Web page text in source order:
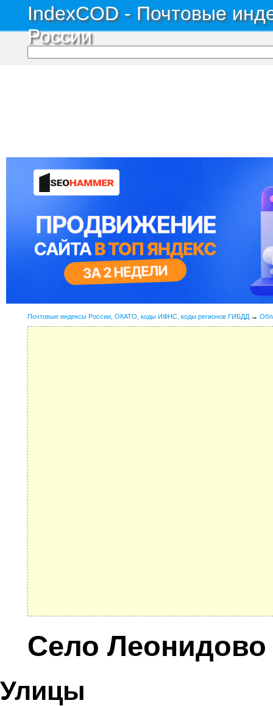
IndexCOD - Почтовые
России
Почтовые индексы России, ОКАТО, коды ИФНС, коды регионов ГИБДД →
Село Леонидово
Улицы